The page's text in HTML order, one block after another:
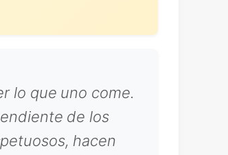
lo que uno come.
de los
hacen